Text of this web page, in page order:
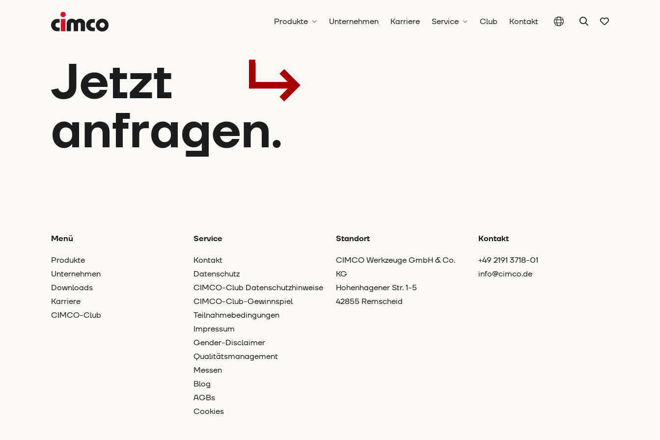
Produkte Unternehmen Karriere Service Club Kontakt
Jetzt
anfragen.
Menü
Produkte
Unternehmen
Downloads
Karriere
CIMCO-Club
Service
Kontakt
Datenschutz
CIMCO-Club Datenschutzhinweise
CIMCO-Club-Gewinnspiel
Teilnahmebedingungen
Impressum
Gender-Disclaimer
Qualitätsmanagement
Messen
Blog
AGBs
Cookies
Standort
CIMCO Werkzeuge GmbH & Co.
KG
Hohenhagener Str. 1-5
42855 Remscheid
Kontakt
+49 2191 3718-01
info@cimco.de